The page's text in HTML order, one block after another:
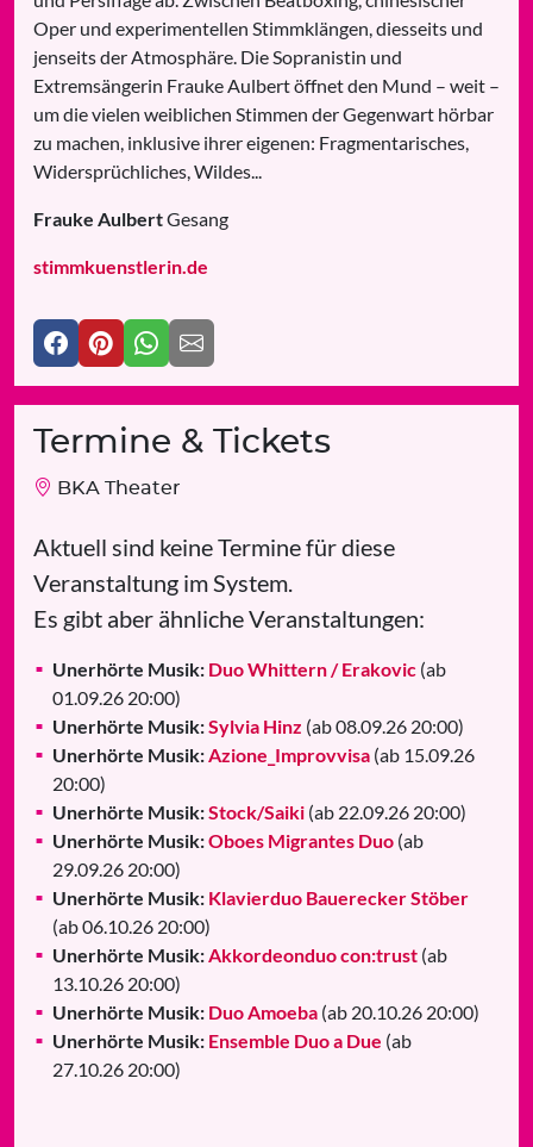
Oper und experimentellen Stimmklängen, diesseits und
jenseits der Atmosphäre. Die Sopranistin und
Extremsängerin Frauke Aulbert öffnet den Mund – weit –
um die vielen weiblichen Stimmen der Gegenwart hörbar
zu machen, inklusive ihrer eigenen: Fragmentarisches,
Widersprüchliches, Wildes...
Frauke AulbertGesang
stimmkuenstlerin.de
Termine & Tickets
BKA Theater
Aktuell sind keine Termine für diese
Veranstaltung im System.
Es gibt aber ähnliche Veranstaltungen:
Unerhörte Musik: Duo Whittern / Erakovic (ab
01.09.26 20:00)
Unerhörte Musik:Sylvia Hinz (ab 08.09.26 20:00)
Unerhörte Musik: Azione_Improvvisa (ab 15.09.26
20:00)
Unerhörte Musik:Stock/Saiki (ab 22.09.26 20:00)
Unerhörte Musik:Oboes Migrantes Duo (ab
29.09.26 20:00)
Unerhörte Musik: Klavierduo Bauerecker Stöber
(ab 06.10.26 20:00)
Unerhörte Musik: Akkordeonduo con:trust (ab
13.10.26 20:00)
Unerhörte Musik: Duo Amoeba (ab 20.10.26 20:00)
Unerhörte Musik: Ensemble Duo a Due (ab
27.10.26 20:00)